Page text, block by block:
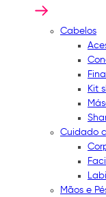
Cabelos
Kit
Cuidado
Mãos e